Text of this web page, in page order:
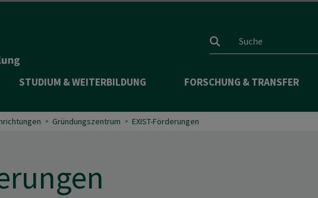
Suchfeld
STUDIUM & WEITERBILDUNG FORSCHUNG & TRANSFER
Gründungszentrum EXIST-Förderungen